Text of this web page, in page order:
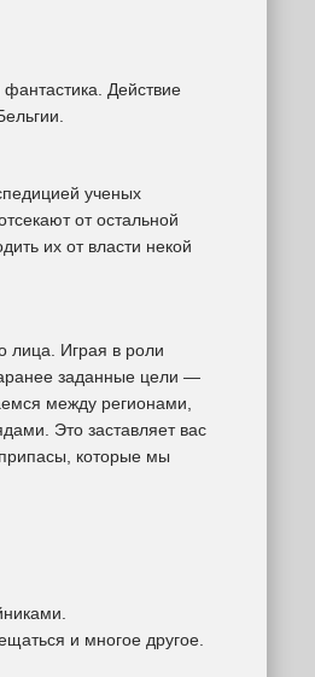
Действие
ученых
от остальной
их от власти некой
лица. Играя в роли
заданные цели —
между регионами,
Это заставляет вас
которые мы
и многое другое.